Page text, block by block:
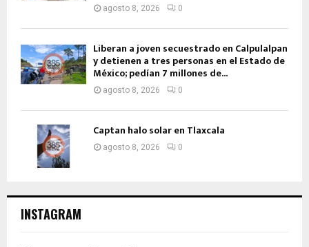
agosto 8, 2026 0
Liberan a joven secuestrado en Calpulalpan
y detienen a tres personas en el Estado de
México; pedían 7 millones de...
agosto 8, 2026 0
Captan halo solar en Tlaxcala
agosto 8, 2026 0
INSTAGRAM